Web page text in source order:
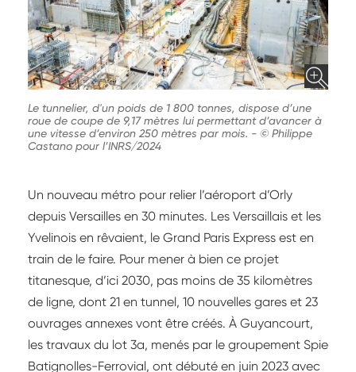
Le tunnelier, d'un poids de 1 800 tonnes, dispose d’une
roue de coupe de 9,17 mètres lui permettant d’avancer à
une vitesse d’environ 250 mètres par mois. - © Philippe
Castano pour l’INRS/2024
Un nouveau métro pour relier l’aéroport d’Orly
depuis Versailles en 30 minutes. Les Versaillais et les
Yvelinois en rêvaient, le Grand Paris Express est en
train de le faire. Pour mener à bien ce projet
titanesque, d’ici 2030, pas moins de 35 kilomètres
de ligne, dont 21 en tunnel, 10 nouvelles gares et 23
ouvrages annexes vont être créés. À Guyancourt,
les travaux du lot 3a, menés par le groupement Spie
Batignolles-Ferrovial, ont débuté en juin 2023 avec